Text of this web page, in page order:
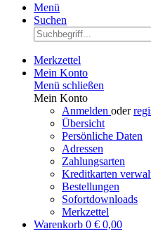
Menü
Suchen
Merkzettel
Mein Konto
Menü schließen
Mein Konto
Anmelden oder
Übersicht
Persönliche Daten
Adressen
Zahlungsarten
Kreditkarten
Bestellungen
Sofortdownloads
Merkzettel
Warenkorb 0 € 0,00